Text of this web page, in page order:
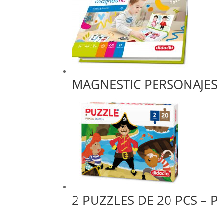
MAGNESTIC PERSONAJES
2 PUZZLES DE 20 PCS –